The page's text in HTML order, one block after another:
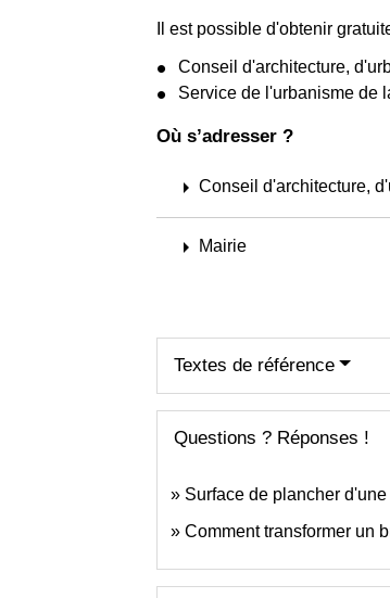
Il est possible d'obtenir
Conseil d'architecture,
Service de l'urbanisme de
Où s’adresser ?
arrow_rightConseil d'architecture,
arrow_right Mairie
Textes de référence
Questions ? Réponses !
Surface de plancher
Comment transformer un